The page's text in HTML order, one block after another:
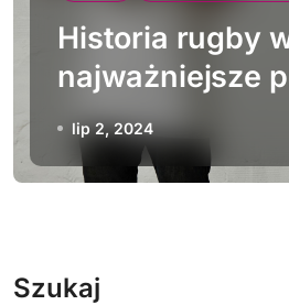
Historia rugby
najważniejsze
wydarzenia
lip 2, 2024
Szukaj